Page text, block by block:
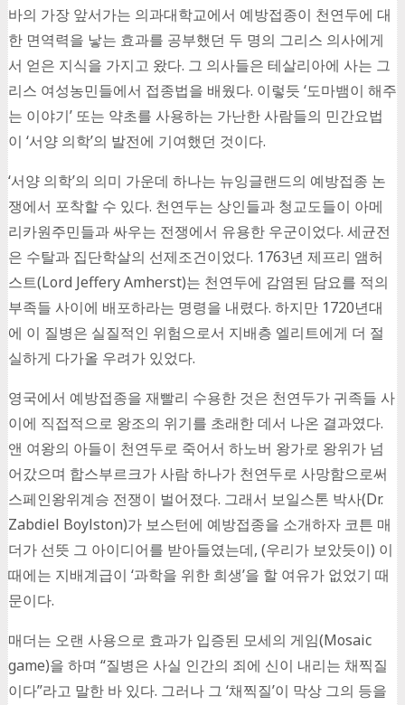
바의 가장 앞서가는 의과대학교에서 예방접종이 천연두에 대
한 면역력을 낳는 효과를 공부했던 두 명의 그리스 의사에게
서 얻은 지식을 가지고 왔다. 그 의사들은 테살리아에 사는 그
리스 여성농민들에서 접종법을 배웠다. 이렇듯 ‘도마뱀이 해주
는 이야기’ 또는 약초를 사용하는 가난한 사람들의 민간요법
이 ‘서양 의학’의 발전에 기여했던 것이다.
‘서양 의학’의 의미 가운데 하나는 뉴잉글랜드의 예방접종 논
쟁에서 포착할 수 있다. 천연두는 상인들과 청교도들이 아메
리카원주민들과 싸우는 전쟁에서 유용한 우군이었다. 세균전
은 수탈과 집단학살의 선제조건이었다. 1763년 제프리 앰허
스트(Lord Jeffery Amherst)는 천연두에 감염된 담요를 적의
부족들 사이에 배포하라는 명령을 내렸다. 하지만 1720년대
에 이 질병은 실질적인 위험으로서 지배층 엘리트에게 더 절
실하게 다가올 우려가 있었다.
영국에서 예방접종을 재빨리 수용한 것은 천연두가 귀족들 사
이에 직접적으로 왕조의 위기를 초래한 데서 나온 결과였다.
앤 여왕의 아들이 천연두로 죽어서 하노버 왕가로 왕위가 넘
어갔으며 합스부르크가 사람 하나가 천연두로 사망함으로써
스페인왕위계승 전쟁이 벌어졌다. 그래서 보일스톤 박사(Dr.
Zabdiel Boylston)가 보스턴에 예방접종을 소개하자 코튼 매
더가 선뜻 그 아이디어를 받아들였는데, (우리가 보았듯이) 이
때에는 지배계급이 ‘과학을 위한 희생’을 할 여유가 없었기 때
문이다.
매더는 오랜 사용으로 효과가 입증된 모세의 게임(Mosaic
game)을 하며 “질병은 사실 인간의 죄에 신이 내리는 채찍질
이다”라고 말한 바 있다. 그러나 그 ‘채찍질’이 막상 그의 등을